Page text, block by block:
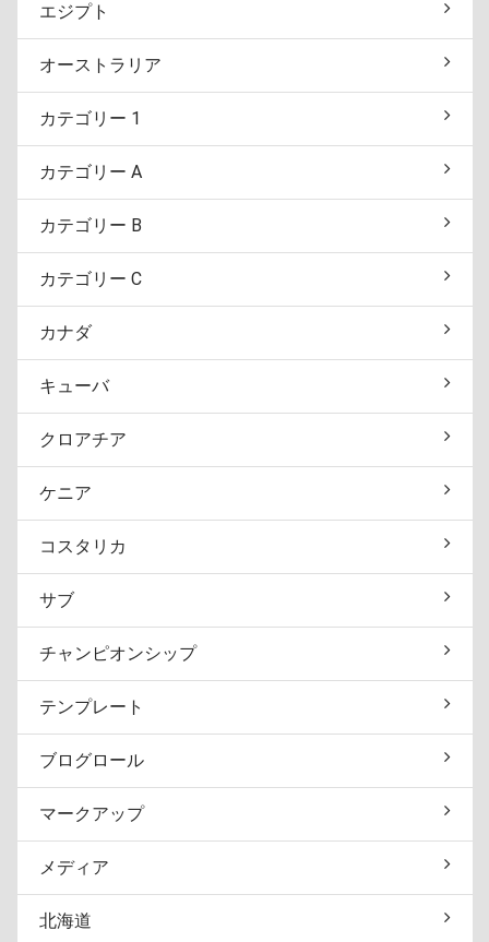
エジプト
オーストラリア
カテゴリー 1
カテゴリー A
カテゴリー B
カテゴリー C
カナダ
キューバ
クロアチア
ケニア
コスタリカ
サブ
チャンピオンシップ
テンプレート
ブログロール
マークアップ
メディア
北海道